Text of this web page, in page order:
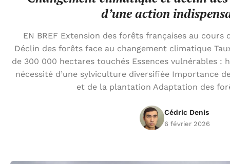
d’une action
EN BREF Extension des forêts françaises au cours
Déclin des forêts face au changement climatique
de 300 000 hectares touchés Essences vulnérables :
nécessité d’une sylviculture diversifiée Importance
et de la plantation Adaptation des
Cédric Denis
6 février 2026